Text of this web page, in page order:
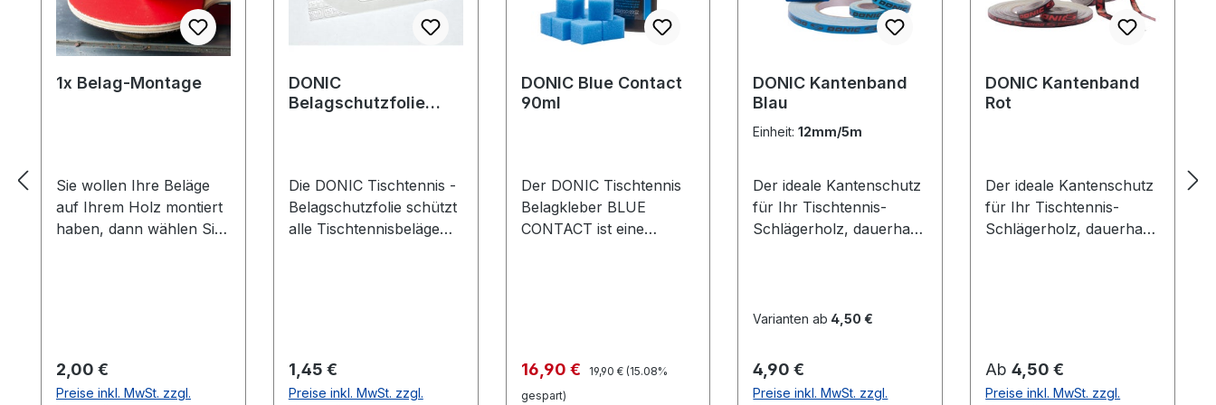
1x Belag-Montage
Sie wollen Ihre Beläge
auf Ihrem Holz montiert
haben, dann wählen Sie
die Vorhandseite auf der
Regulärer Preis:
2,00 €
Preise inkl. MwSt. zzgl.
DONIC
Belagschutzfolie
Die DONIC Tischtennis -
Belagschutzfolie schützt
alle Tischtennisbeläge
Haftung durch leicht
Regulärer Preis:
1,45 €
Preise inkl. MwSt. zzgl.
DONIC Blue Contact
90ml
Der DONIC Tischtennis
Belagkleber BLUE
CONTACT ist eine
Konsistenz sorgt für eine
Verkaufspreis:
16,90 € Regulärer Preis:
19,90 € (15.08%
gespart)
DONIC Kantenband
Blau
Einheit:12mm/5m
Der ideale Kantenschutz
für Ihr Tischtennis-
Schlägerholz, dauerhaft
Varianten ab 4,50 €
Regulärer Preis:
4,90 €
Preise inkl. MwSt. zzgl.
DONIC Kantenband
Rot
Der ideale Kantenschutz
für Ihr Tischtennis-
Schlägerholz, dauerhaft
Regulärer Preis:
Ab4,50 €
Preise inkl. MwSt. zzgl.